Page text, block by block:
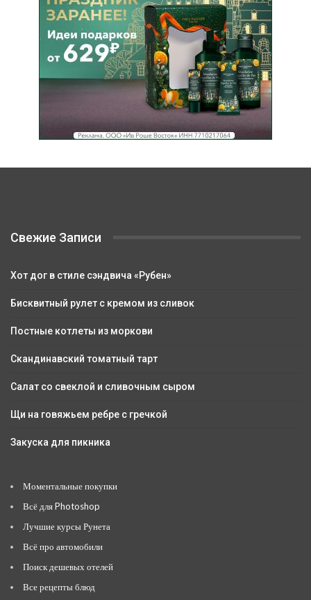
Свежие Записи
Хот дог в стиле сэндвича «Рубен»
Бисквитный рулет с кремом из сливок
Постные котлеты из моркови
Скандинавский томатный тарт
Салат со свеклой и сливочным сыром
Щи на говяжьем ребре с гречкой
Закуска для пикника
Моментальные покупки
Всё для Photoshop
Лучшие курсы Рунета
Всё про автомобили
Поиск дешевых отелей
Все рецепты блюд